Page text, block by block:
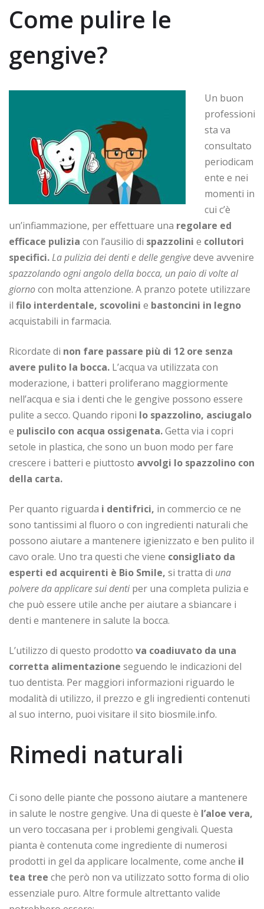
Come pulire le
gengive?
Un buon
professioni
sta va
consultato
periodicam
ente e nei
momenti in
cui c’è
un’infiammazione, per effettuare una regolare ed
efficace pulizia con l’ausilio di spazzolini e collutori
specifici.La pulizia dei denti e delle gengivedeve avvenire
spazzolando ogni angolo della bocca, un paio di volte al
giornocon molta attenzione. A pranzo potete utilizzare
il filo interdentale, scovolini e bastoncini in legno
acquistabili in farmacia.
Ricordate di non fare passare più di 12 ore senza
avere pulito la bocca. L’acqua va utilizzata con
moderazione, i batteri proliferano maggiormente
nell’acqua e sia i denti che le gengive possono essere
pulite a secco. Quando riponi lo spazzolino, asciugalo
e puliscilo con acqua ossigenata.Getta via i copri
setole in plastica, che sono un buon modo per fare
crescere i batteri e piuttosto avvolgi lo spazzolino con
della carta.
Per quanto riguarda i dentifrici, in commercio ce ne
sono tantissimi al fluoro o con ingredienti naturali che
possono aiutare a mantenere igienizzato e ben pulito il
cavo orale. Uno tra questi che viene consigliato da
esperti ed acquirenti è Bio Smile, si tratta di una
polvere da applicare sui denti per una completa pulizia e
che può essere utile anche per aiutare a sbiancare i
denti e mantenere in salute la bocca.
L’utilizzo di questo prodotto va coadiuvato da una
corretta alimentazione seguendo le indicazioni del
tuo dentista. Per maggiori informazioni riguardo le
modalità di utilizzo, il prezzo e gli ingredienti contenuti
al suo interno, puoi visitare il sito biosmile.info.
Rimedi naturali
Ci sono delle piante che possono aiutare a mantenere
in salute le nostre gengive. Una di queste è l’aloe vera,
un vero toccasana per i problemi gengivali. Questa
pianta è contenuta come ingrediente di numerosi
prodotti in gel da applicare localmente, come anche il
tea tree che però non va utilizzato sotto forma di olio
essenziale puro. Altre formule altrettanto valide